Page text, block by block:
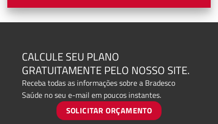
CALCULE SEU PLANO
GRATUITAMENTE PELO NOSSO SITE.
Receba todas as informações sobre a Bradesco
Saúde no seu e-mail em poucos instantes.
SOLICITAR ORÇAMENTO